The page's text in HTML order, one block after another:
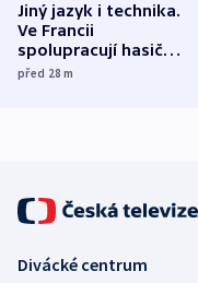
Jiný jazyk i technika.
Ve Francii
spolupracují hasiči z
různých zemí
před 28m
Divácké centrum